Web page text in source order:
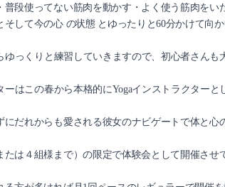
普段使ってない筋肉を動かす・よく使う筋肉を
そして今の心 の状態 とゆったりと60分かけて向
ゆっくりと練習していきますので、初心者さん
ーはこの春から本格的にYogaインストラクターと
にだれからも愛される彼女のナビゲートで体と心
たは４組様まで）の限定で体験会として開催させ